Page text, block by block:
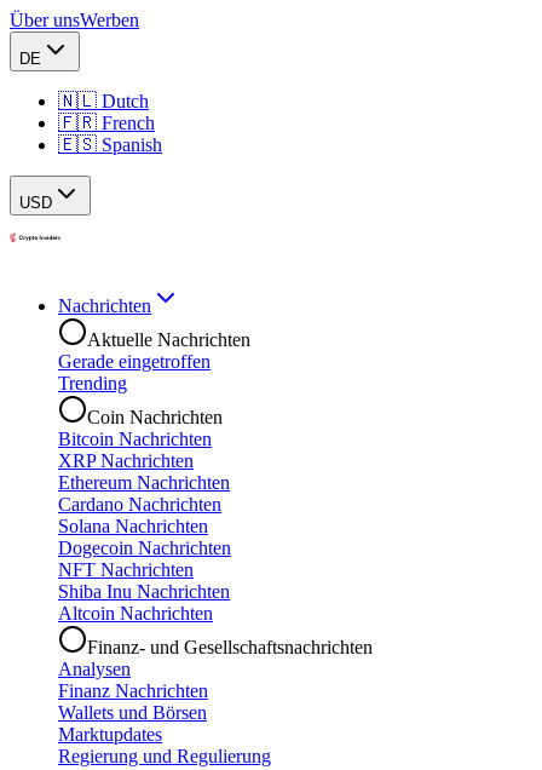
Über unsWerben
DE
🇳🇱 Dutch
🇫🇷 French
🇪🇸 Spanish
USD
Nachrichten
Aktuelle Nachrichten
Gerade eingetroffen
Trending
Coin Nachrichten
Bitcoin Nachrichten
XRP Nachrichten
Ethereum Nachrichten
Cardano Nachrichten
Solana Nachrichten
Dogecoin Nachrichten
NFT Nachrichten
Shiba Inu Nachrichten
Altcoin Nachrichten
Finanz- und Gesellschaftsnachrichten
Analysen
Finanz Nachrichten
Wallets und Börsen
Marktupdates
Regierung und Regulierung